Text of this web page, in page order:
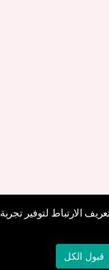
الارتباط لتوفير تجربة
قبول الكل